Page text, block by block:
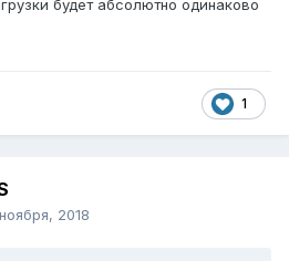
будет абсолютно одинаково
1
2018